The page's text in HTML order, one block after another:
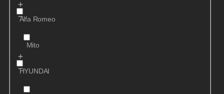
Alfa Romeo
Mito
HYUNDAI